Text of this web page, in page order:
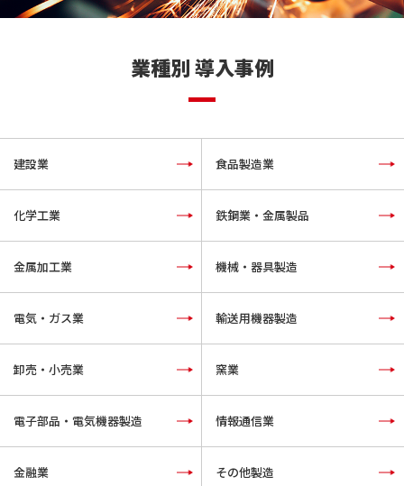
業種別 導入事例
建設業 食品製造業
化学工業 鉄鋼業・金属製品
金属加工業 機械・器具製造
電気・ガス業 輸送用機器製造
卸売・小売業 窯業
電子部品・電気機器製造 情報通信業
金融業 その他製造